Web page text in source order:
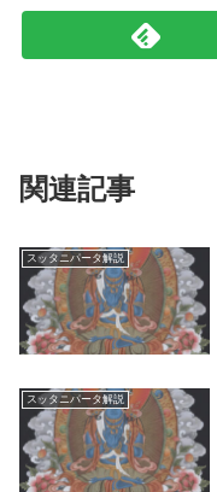
関連記事
スッタニパータ解説
スッタニパータ解説